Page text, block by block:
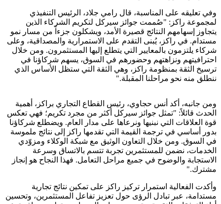
وفي تعليقه على المناسبة، قال رامي جلاد، الرئيس التنفيذي
لمجموعة راكز: "صُممت جوائز سيركل لتكريم الشركاء الذين
يتجاوز إسهامهم النتائج قصيرة الأمد، ويشكلون جزءاً من مسار نمو
مستدام. في راكز، يُبنى التقدم على الاستمرارية والمصداقية، وعلى
شركاء يلتزمون بالمعايير التي يتطلع إليها المستثمرون. ومن خلال
احترافيتهم ونزاهتهم وحضورهم في السوق، يسهم شركاؤنا في
ترسيخ الثقة بمنظومة راكز، وهي الثقة التي ستظل الأساس الذي
ننطلق منه نحو مراحلنا المقبلة."
ومن جانبه، أكد أنس حجاوي، رئيس القطاع التجاري براكز، أهمية
الحدث قائلاً: "تمثل جوائز سيركل أكثر من مجرد تكريم؛ فهي تعكس
قوة العلاقات التي نبنيها ونرعاها على مدار العام. ويضطلع شركاؤنا
بدور أساسي في ترجمة القيمة التي تقدمها راكز إلى نتائج ملموسة
في السوق. ومن خلال التعاون الوثيق مع شبكة الوكلاء ومزوّدي
الخدمات، نضمن للمستثمرين تجربة تتسم بالاتساق وسرعة
الاستجابة والوضوح في جميع مراحل التعامل. فهذا النجاح هو إنجاز
مشترك."
وأكدت الفعالية استمرار تركيز راكز على تمكين نتائج تجارية
مستدامة، عبر تبادل الرؤى حول تعزيز تفاعل المستثمرين، وتحسين